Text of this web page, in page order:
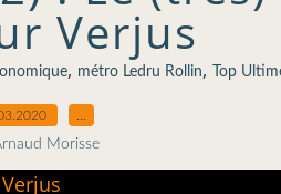
Verjus
, métro Ledru Rollin, Top
Morisse